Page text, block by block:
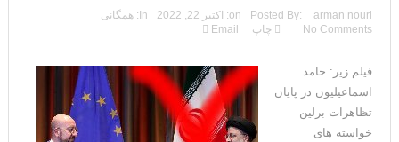
Posted By: arman nouri
on: اکتبر 22, 2022 In: همگانی
No Comments
چاپ Email
فیلم زیر: حامد
اسماعیلیون در پایان
تظاهرات برلین
خواسته های